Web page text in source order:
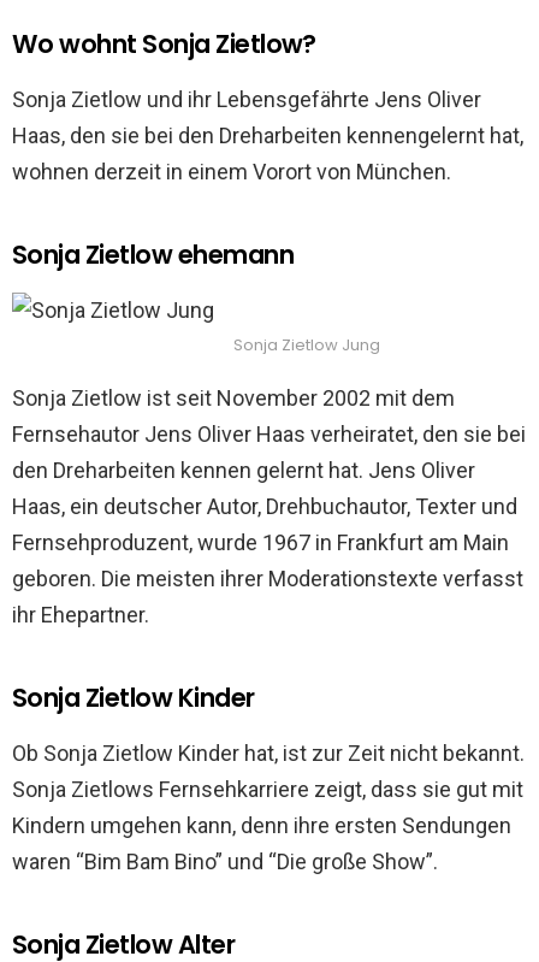
Wo wohnt Sonja Zietlow?
Sonja Zietlow und ihr Lebensgefährte Jens Oliver
Haas, den sie bei den Dreharbeiten kennengelernt hat,
wohnen derzeit in einem Vorort von München.
Sonja Zietlow ehemann
Sonja Zietlow Jung
Sonja Zietlow ist seit November 2002 mit dem
Fernsehautor Jens Oliver Haas verheiratet, den sie bei
den Dreharbeiten kennen gelernt hat. Jens Oliver
Haas, ein deutscher Autor, Drehbuchautor, Texter und
Fernsehproduzent, wurde 1967 in Frankfurt am Main
geboren. Die meisten ihrer Moderationstexte verfasst
ihr Ehepartner.
Sonja Zietlow Kinder
Ob Sonja Zietlow Kinder hat, ist zur Zeit nicht bekannt.
Sonja Zietlows Fernsehkarriere zeigt, dass sie gut mit
Kindern umgehen kann, denn ihre ersten Sendungen
waren “Bim Bam Bino” und “Die große Show”.
Sonja Zietlow Alter